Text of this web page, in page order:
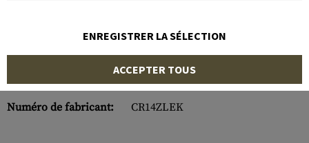
Numéro d'article:
10248800000
Numéro de fabricant:
CR14ZLEK
ENREGISTRER LA SÉLECTION
ACCEPTER TOUS